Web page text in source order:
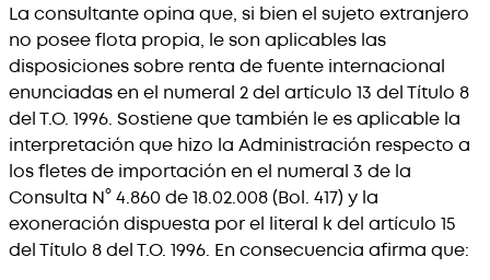
La consultante opina que, si bien el sujeto extranjero
no posee flota propia, le son aplicables las
disposiciones sobre renta de fuente internacional
enunciadas en el numeral 2 del artículo 13 del Título 8
del T.O. 1996. Sostiene que también le es aplicable la
interpretación que hizo la Administración respecto a
los fletes de importación en el numeral 3 de la
Consulta N° 4.860 de 18.02.008 (Bol. 417) y la
exoneración dispuesta por el literal k del artículo 15
del Título 8 del T.O. 1996. En consecuencia afirma que: